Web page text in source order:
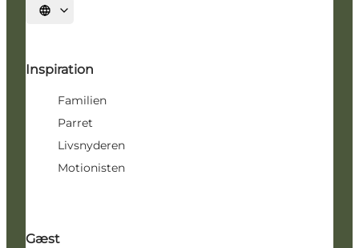
Vælg sprog
Inspiration
Familien
Parret
Livsnyderen
Motionisten
Gæst